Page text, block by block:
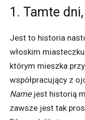
1. Tamte
Jest to historia
włoskim
którym mieszka
współpracujący z
Name jest historią
zawsze jest tak